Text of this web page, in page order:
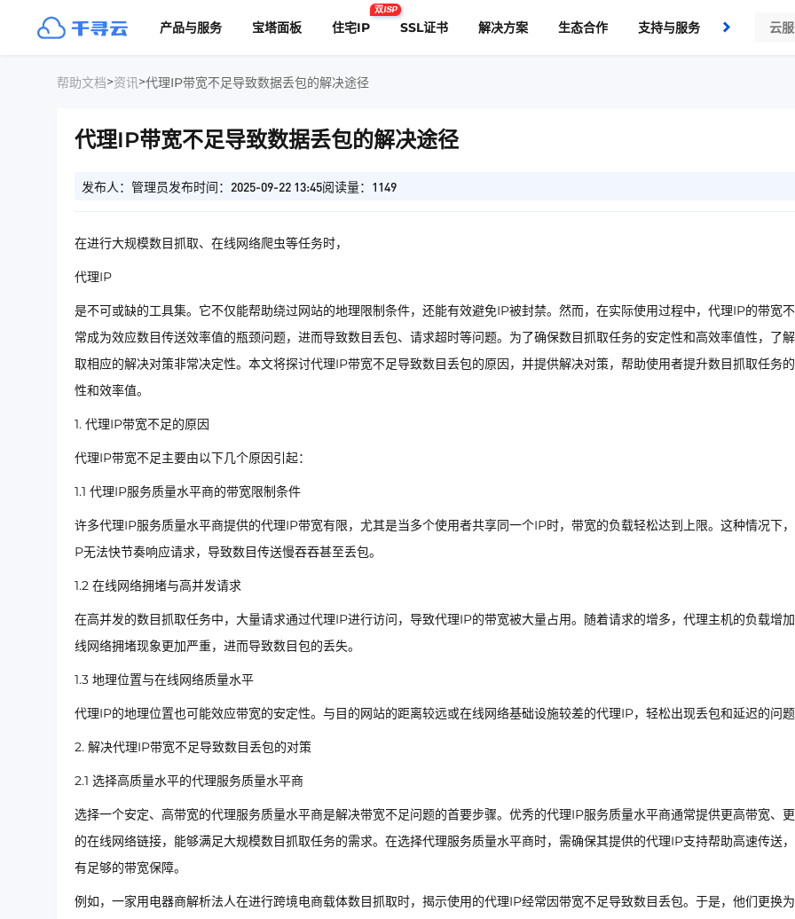
产品与服务 宝塔面板 住宅IP
双ISP
SSL证书 解决方案 生态合作 支持与服务
了解我们
帮助文档>资讯>代理IP带宽不足导致数据丢包的解决途径
代理IP带宽不足导致数据丢包的解决途径
发布人：管理员发布时间：2025-09-22 13:45阅读量：1149
在进行大规模数目抓取、在线网络爬虫等任务时，
代理IP
是不可或缺的工具集。它不仅能帮助绕过网站的地理限制条件，还能有效避免IP被封禁。然而，在实际使用过程中，代理IP的带宽
常成为效应数目传送效率值的瓶颈问题，进而导致数目丢包、请求超时等问题。为了确保数目抓取任务的安定性和高效率值性，了
取相应的解决对策非常决定性。本文将探讨代理IP带宽不足导致数目丢包的原因，并提供解决对策，帮助使用者提升数目抓取任务
性和效率值。
1. 代理IP带宽不足的原因
代理IP带宽不足主要由以下几个原因引起：
1.1 代理IP服务质量水平商的带宽限制条件
许多代理IP服务质量水平商提供的代理IP带宽有限，尤其是当多个使用者共享同一个IP时，带宽的负载轻松达到上限。这种情况下
P无法快节奏响应请求，导致数目传送慢吞吞甚至丢包。
1.2 在线网络拥堵与高并发请求
在高并发的数目抓取任务中，大量请求通过代理IP进行访问，导致代理IP的带宽被大量占用。随着请求的增多，代理主机的负载增
线网络拥堵现象更加严重，进而导致数目包的丢失。
1.3 地理位置与在线网络质量水平
代理IP的地理位置也可能效应带宽的安定性。与目的网站的距离较远或在线网络基础设施较差的代理IP，轻松出现丢包和延迟的问题
2. 解决代理IP带宽不足导致数目丢包的对策
2.1 选择高质量水平的代理服务质量水平商
选择一个安定、高带宽的代理服务质量水平商是解决带宽不足问题的首要步骤。优秀的代理IP服务质量水平商通常提供更高带宽、
的在线网络链接，能够满足大规模数目抓取任务的需求。在选择代理服务质量水平商时，需确保其提供的代理IP支持帮助高速传送
有足够的带宽保障。
例如，一家用电器商解析法人在进行跨境电商载体数目抓取时，揭示使用的代理IP经常因带宽不足导致数目丢包。于是，他们更换